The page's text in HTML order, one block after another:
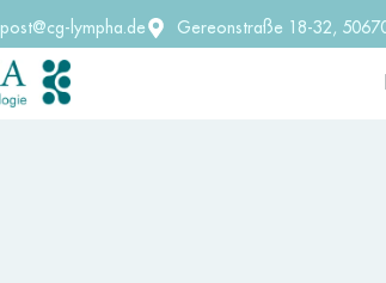
post@cg-lympha.de Gereonstraße 18-32,